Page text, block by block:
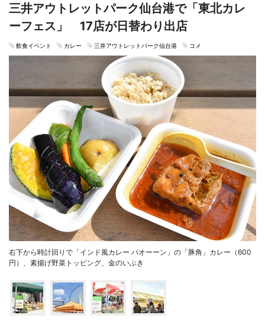
三井アウトレットパーク仙台港で「東北カレ
ーフェス」 17店が日替わり出店
飲食イベント カレー 三井アウトレットパーク仙台港 コメ
右下から時計回りで「インド風カレー パオーーン」の「豚角」カレー（600
円）、素揚げ野菜トッピング、金のいぶき